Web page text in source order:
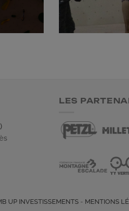
LES
UP INVESTISSEMENTS - MENTIONS